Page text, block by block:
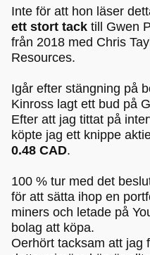
Inte för att hon läser
ett stort tack till Gwen
från 2018 med Chris
Resources.
Igår efter stängning på
Kinross lagt ett bud på
Efter att jag tittat på
köpte jag ett knippe
0.48 CAD.
100 % tur med det
för att sätta ihop en
miners och letade på
bolag att köpa.
Oerhört tacksam att jag